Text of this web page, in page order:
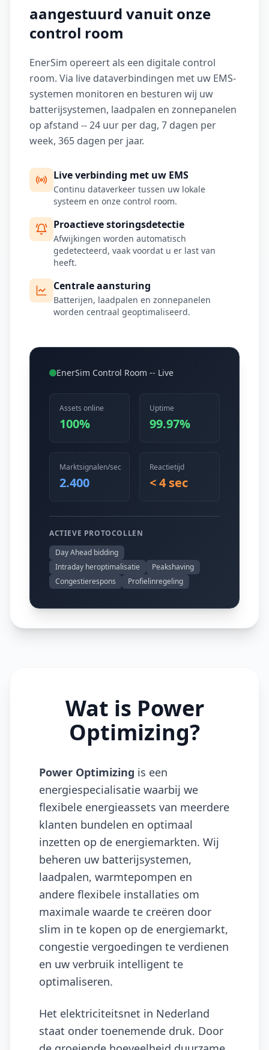
aangestuurd vanuit onze
control room
EnerSim opereert als een digitale control
room. Via live dataverbindingen met uw EMS-
systemen monitoren en besturen wij uw
batterijsystemen, laadpalen en zonnepanelen
op afstand -- 24 uur per dag, 7 dagen per
week, 365 dagen per jaar.
Live verbinding met uw EMS
Continu dataverkeer tussen uw lokale
systeem en onze control room.
Proactieve storingsdetectie
Afwijkingen worden automatisch
gedetecteerd, vaak voordat u er last van
heeft.
Centrale aansturing
Batterijen, laadpalen en zonnepanelen
worden centraal geoptimaliseerd.
EnerSim Control Room -- Live
Assets online
100%
Uptime
99.97%
Marktsignalen/sec
2.400
Reactietijd
< 4 sec
ACTIEVE PROTOCOLLEN
Day Ahead bidding
Intraday heroptimalisatie
Peakshaving
Congestierespons
Profielinregeling
Wat is Power
Optimizing?
Power Optimizing is een
energiespecialisatie waarbij we
flexibele energieassets van meerdere
klanten bundelen en optimaal
inzetten op de energiemarkten. Wij
beheren uw batterijsystemen,
laadpalen, warmtepompen en
andere flexibele installaties om
maximale waarde te creëren door
slim in te kopen op de energiemarkt,
congestie vergoedingen te verdienen
en uw verbruik intelligent te
optimaliseren.
Het elektriciteitsnet in Nederland
staat onder toenemende druk. Door